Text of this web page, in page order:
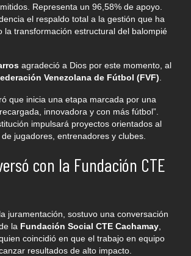
Representa un 96,58% de apoyo.
el respaldo total a la gestión que ha
la transformación estructural del balompié
agradeció a Dios por este momento, al
Venezolana de Fútbol (FVF)
que inicia una etapa marcada por una
innovadora y con más fútbol”.
impulsará proyectos orientados al
jugadores, entrenadores y clubes.
con la Fundación CTE
juramentación, sostuvo una conversación
la Fundación Social CTE Cachamay
quien coincidió en que el trabajo en equipo
resultados de alto impacto.